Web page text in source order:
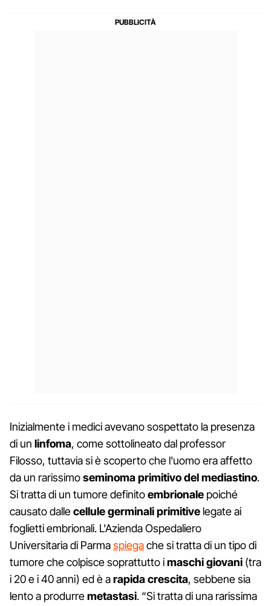
Inizialmente i medici avevano sospettato la presenza
di un linfoma, come sottolineato dal professor
Filosso, tuttavia si è scoperto che l'uomo era affetto
da un rarissimoseminoma primitivo del mediastino.
Si tratta di un tumore definitoembrionale poiché
causato dallecellule germinali primitive legate ai
foglietti embrionali. L'Azienda Ospedaliero
Universitaria di Parmaspiegache si tratta di un tipo di
tumore che colpisce soprattutto imaschi giovani (tra
i 20 e i 40 anni) ed è arapida crescita, sebbene sia
lento a produrremetastasi. “Si tratta di una rarissima